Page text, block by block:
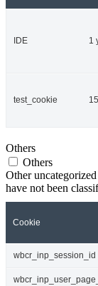
IDE 1
test_cookie
Others
Others
Other
have not been
Cookie
wbcr_inp_session_id